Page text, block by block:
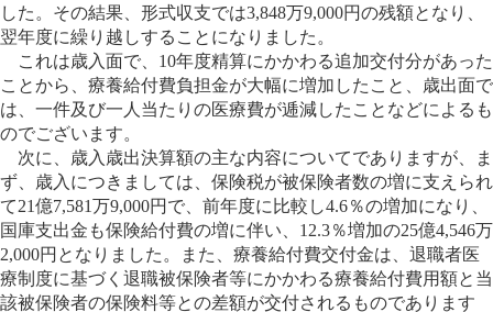
した。その結果、形式収支では3,848万9,000円の残額となり、
翌年度に繰り越しすることになりました。
これは歳入面で、10年度精算にかかわる追加交付分があった
ことから、療養給付費負担金が大幅に増加したこと、歳出面で
は、一件及び一人当たりの医療費が逓減したことなどによるも
のでございます。
次に、歳入歳出決算額の主な内容についてでありますが、ま
ず、歳入につきましては、保険税が被保険者数の増に支えられ
て21億7,581万9,000円で、前年度に比較し4.6％の増加になり、
国庫支出金も保険給付費の増に伴い、12.3％増加の25億4,546万
2,000円となりました。また、療養給付費交付金は、退職者医
療制度に基づく退職被保険者等にかかわる療養給付費用額と当
該被保険者の保険料等との差額が交付されるものであります